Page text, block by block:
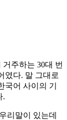
주하는 30대 번
였다. 말 그대로
국어 사이의 기
.
리말이 있는데